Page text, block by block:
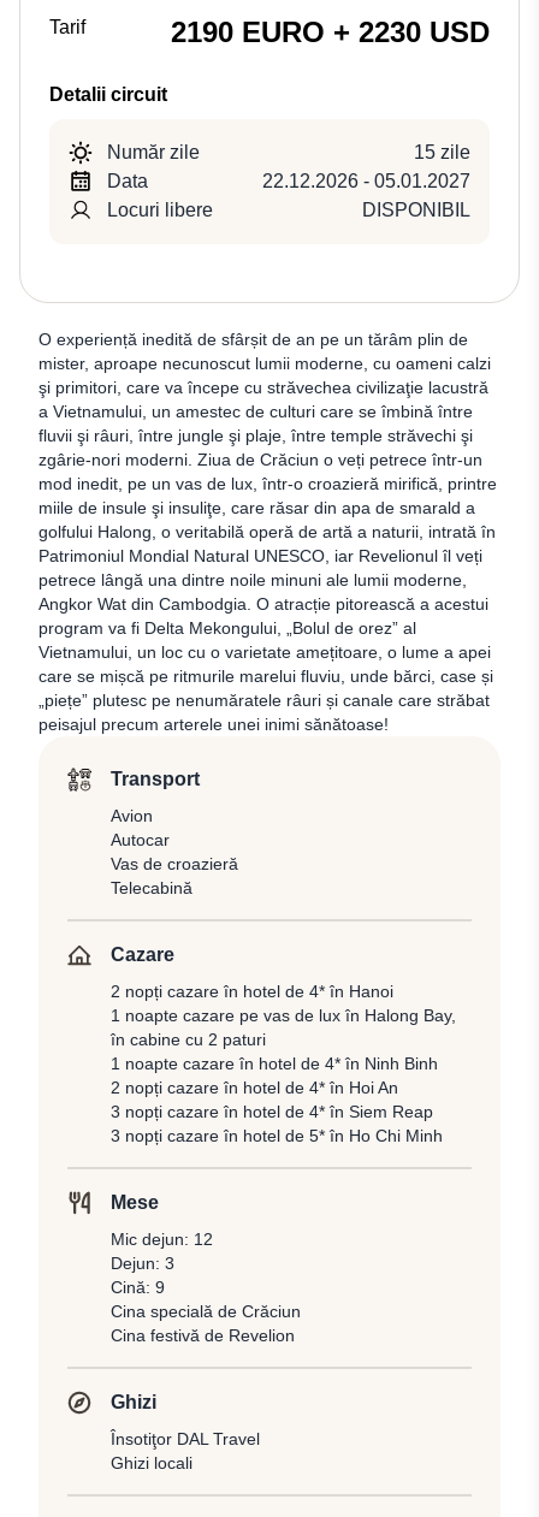
O experiență inedită de sfârșit de an pe un tărâm plin de
mister, aproape necunoscut lumii moderne, cu oameni calzi
şi primitori, care va începe cu străvechea civilizaţie lacustră
a Vietnamului, un amestec de culturi care se îmbină între
fluvii şi râuri, între jungle şi plaje, între temple străvechi şi
zgârie-nori moderni. Ziua de Crăciun o veți petrece într-un
mod inedit, pe un vas de lux, într-o croazieră mirifică, printre
miile de insule şi insuliţe, care răsar din apa de smarald a
golfului Halong, o veritabilă operă de artă a naturii, intrată în
Patrimoniul Mondial Natural UNESCO, iar Revelionul îl veți
petrece lângă una dintre noile minuni ale lumii moderne,
Angkor Wat din Cambodgia. O atracție pitorească a acestui
program va fi Delta Mekongului, „Bolul de orez” al
Vietnamului, un loc cu o varietate amețitoare, o lume a apei
care se mișcă pe ritmurile marelui fluviu, unde bărci, case și
„piețe” plutesc pe nenumăratele râuri și canale care străbat
peisajul precum arterele unei inimi sănătoase!
Transport
Avion
Autocar
Vas de croazieră
Telecabină
Cazare
2 nopți cazare în hotel de 4* în Hanoi
1 noapte cazare pe vas de lux în Halong Bay,
în cabine cu 2 paturi
1 noapte cazare în hotel de 4* în Ninh Binh
2 nopți cazare în hotel de 4* în Hoi An
3 nopți cazare în hotel de 4* în Siem Reap
3 nopți cazare în hotel de 5* în Ho Chi Minh
Mese
Mic dejun: 12
Dejun: 3
Cină: 9
Cina specială de Crăciun
Cina festivă de Revelion
Ghizi
Însotiţor DAL Travel
Ghizi locali
Tarif
2190 EURO + 2230 USD
Detalii circuit
Număr zile
15 zile
Data
22.12.2026 - 05.01.2027
Locuri libere
DISPONIBIL